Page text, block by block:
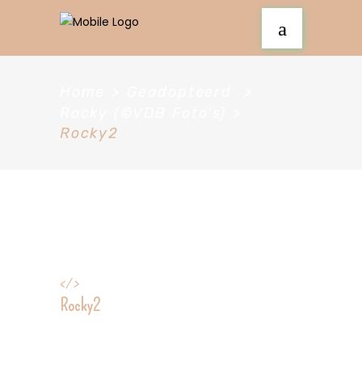
Rocky2
</>
Rocky2